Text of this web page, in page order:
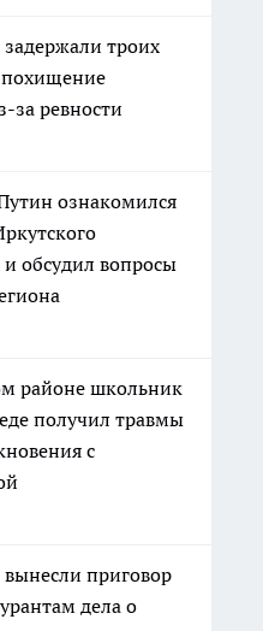
троих
за ревности
ознакомился
и обсудил вопросы
районе школьник
получил травмы
с
приговор
дела о